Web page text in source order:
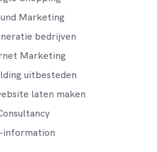
Marketing
bedrijven
Marketing
uitbesteden
laten maken
information